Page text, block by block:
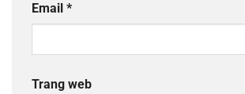
Email *
Trang web